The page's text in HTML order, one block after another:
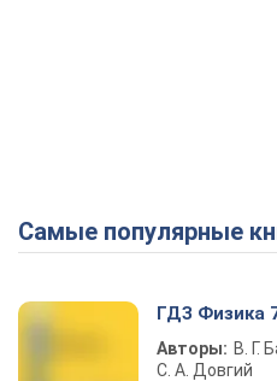
Самые популярные
ГДЗ Физика
Авторы: В. Г.
С. А. Довгий